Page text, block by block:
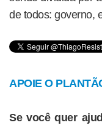
de todos: governo,
APOIE O
Se você quer